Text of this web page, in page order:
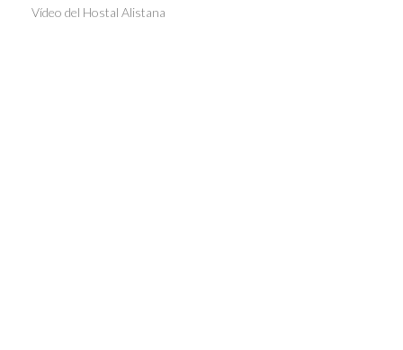
Vídeo del Hostal Alistana